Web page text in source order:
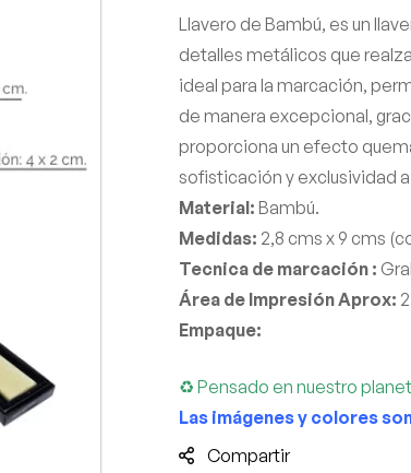
Llavero de Bambú, es un
detalles metálicos que
ideal para la marcación,
de manera excepcional,
proporciona un efecto
sofisticación y exclusividad
Material: Bambú.
Medidas: 2,8 cms x 9 cms
Tecnica de marcación :
Área de Impresión Aprox:
Empaque:
♻ Pensado en nuestro
Las imágenes y colores
Compartir